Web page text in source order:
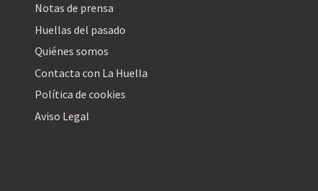
Notas de prensa
Huellas del pasado
Quiénes somos
Contacta con La Huella
Política de cookies
Aviso Legal